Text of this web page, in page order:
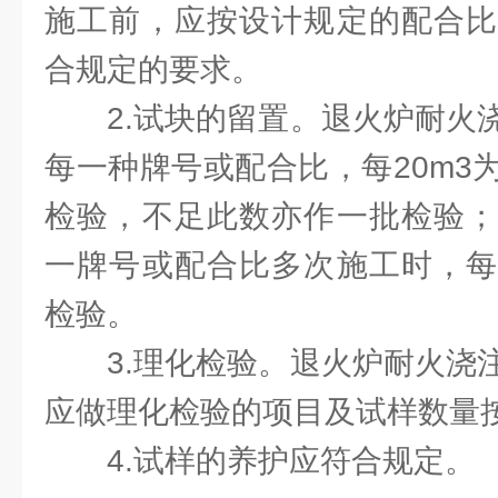
施工前，应按设计规定的配合
合规定的要求。
2.试块的留置。退火炉耐火
每一种牌号或配合比，每20m3
检验，不足此数亦作一批检验
一牌号或配合比多次施工时，
检验。
3.理化检验。退火炉耐火浇
应做理化检验的项目及试样数量
4.试样的养护应符合规定。